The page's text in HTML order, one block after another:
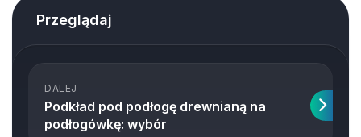
Przeglądaj
DALEJ
Podkład pod podłogę drewnianą na
podłogówkę: wybór